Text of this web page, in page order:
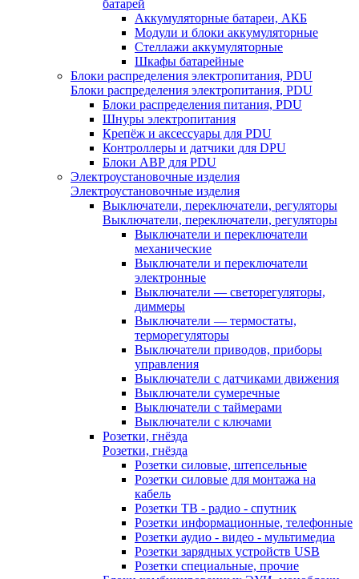
батарей
Аккумуляторные батареи, АКБ
Модули и блоки аккумуляторные
Стеллажи аккумуляторные
Шкафы батарейные
Блоки распределения электропитания, PDU
Блоки распределения электропитания, PDU
Блоки распределения питания, PDU
Шнуры электропитания
Крепёж и аксессуары для PDU
Контроллеры и датчики для DPU
Блоки АВР для PDU
Электроустановочные изделия
Электроустановочные изделия
Выключатели, переключатели, регуляторы
Выключатели, переключатели, регуляторы
Выключатели и переключатели
механические
Выключатели и переключатели
электронные
Выключатели — светорегуляторы,
диммеры
Выключатели — термостаты,
терморегуляторы
Выключатели приводов, приборы
управления
Выключатели с датчиками движения
Выключатели сумеречные
Выключатели с таймерами
Выключатели с ключами
Розетки, гнёзда
Розетки, гнёзда
Розетки силовые, штепсельные
Розетки силовые для монтажа на
кабель
Розетки ТВ - радио - спутник
Розетки информационные, телефонные
Розетки аудио - видео - мультимедиа
Розетки зарядных устройств USB
Розетки специальные, прочие